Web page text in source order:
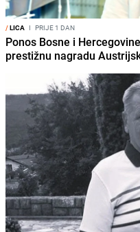
/LICA I PRIJE 1 DAN
Ponos Bosne i
prestižnu nagradu